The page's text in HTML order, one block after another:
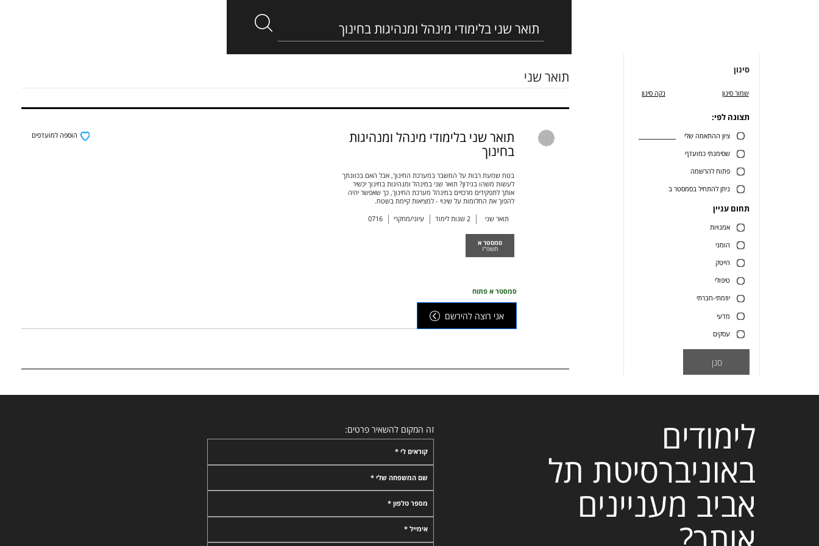
סינון
שמור סינון נקה סינון
תצוגה לפי:
ציון ההתאמה שלי
שסימנתי כמועדף
פתוח להרשמה
ניתן להתחיל בסמסטר ב
תחום עניין
אמנויות
הומני
הייטק
טיפולי
יוזמתי-חברתי
מדעי
עסקים
סנן
תואר שני
תואר שני בלימודי מינהל ומנהיגות
בחינוך
בטח שמעת רבות על המשבר במערכת החינוך, אבל האם בכוונתך
לעשות משהו בנידון? תואר שני במינהל ומנהיגות בחינוך יכשיר
אותך לתפקידים מרכזיים במינהל מערכת החינוך, כך שאפשר יהיה
להפוך את החלומות על שינוי - למציאות קיימת בשטח.
תואר שני 2 שנות לימוד עיוני/מחקרי 0716
סמסטר א
תשפ"ז
הוספה למועדפים
סמסטר א פתוח
אני רוצה להירשם
לימודים
באוניברסיטת תל
אביב מעניינים
זה המקום להשאיר פרטים:
קוראים לי *
שם המשפחה שלי *
מספר טלפון *
אימייל *